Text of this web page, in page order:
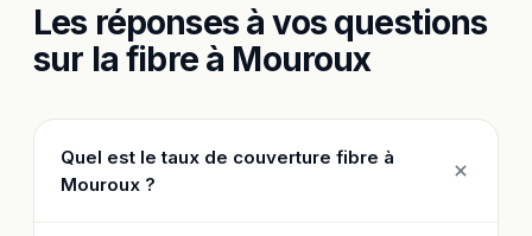
Les réponses à vos questions
sur la fibre à Mouroux
Quel est le taux de couverture fibre à
Mouroux ?